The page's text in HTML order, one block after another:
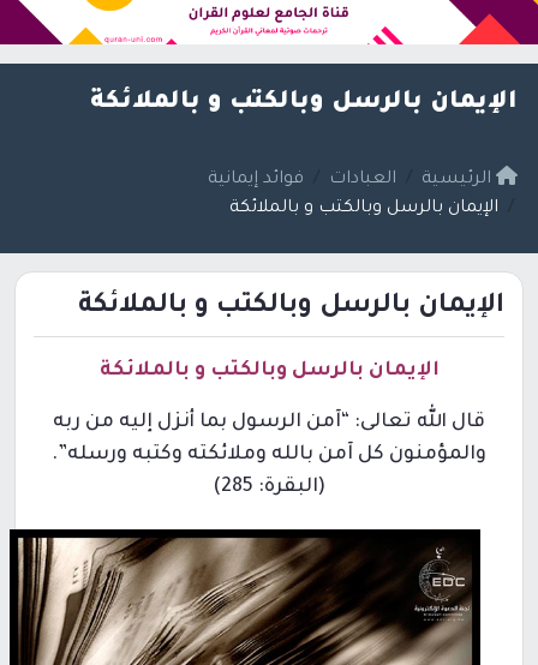
الإيمان بالرسل وبالكتب و بالملائكة
الرئيسية العبادات
فوائد إيمانية
الإيمان بالرسل وبالكتب و بالملائكة
الإيمان بالرسل وبالكتب و بالملائكة
الإيمان بالرسل وبالكتب و بالملائكة
قال الله تعالى: “آمن الرسول بما أنزل إليه من ربه
والمؤمنون كل آمن بالله وملائكته وكتبه ورسله”.
(البقرة: 285)